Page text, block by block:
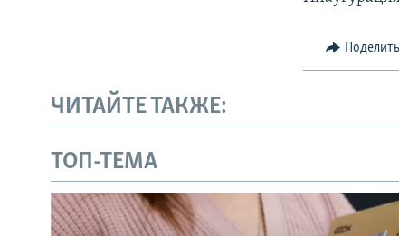
ЧИТАЙТЕ ТАКЖЕ:
ТОП-ТЕМА